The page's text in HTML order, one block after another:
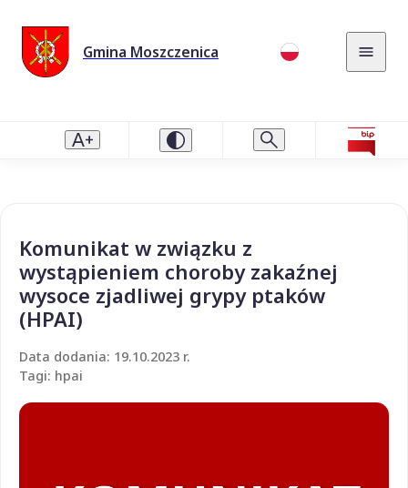
Gmina Moszczenica
Komunikat w związku z
wystąpieniem choroby zakaźnej
wysoce zjadliwej grypy ptaków
(HPAI)
Data dodania: 19.10.2023 r.
Tagi: hpai